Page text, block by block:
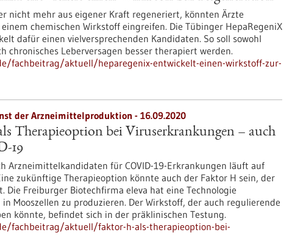
nicht mehr aus eigener Kraft regeneriert, könnten Ärzte
chemischen Wirkstoff eingreifen. Die Tübinger HepaRegeniX
dafür einen vielversprechenden Kandidaten. So soll sowohl
chronisches Leberversagen besser therapiert werden.
fachbeitrag/aktuell/heparegenix-entwickelt-einen-wirkstoff-zur-
der Arzneimittelproduktion - 16.09.2020
Therapieoption bei Viruserkrankungen – auch
19
Arzneimittelkandidaten für COVID-19-Erkrankungen läuft auf
zukünftige Therapieoption könnte auch der Faktor H sein, der
Die Freiburger Biotechfirma eleva hat eine Technologie
Mooszellen zu produzieren. Der Wirkstoff, der auch regulierende
könnte, befindet sich in der präklinischen Testung.
fachbeitrag/aktuell/faktor-h-als-therapieoption-bei-